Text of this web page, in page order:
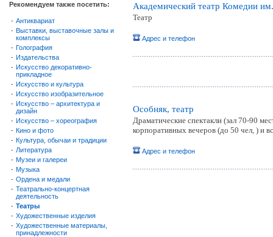
Рекомендуем также посетить:
- Антиквариат
- Выставки, выставочные залы и
комплексы
- Голография
- Издательства
- Искусство декоративно-
прикладное
- Искусство и культура
- Искусство изобразительное
- Искусство – архитектура и
дизайн
- Искусство – хореография
- Кино и фото
- Культура, обычаи и традиции
- Литература
- Музеи и галереи
- Музыка
- Ордена и медали
- Театрально-концертная
деятельность
- Театры
- Художественные изделия
- Художественные материалы,
принадлежности
Академический театр Комедии
Театр
Адрес и телефон
Особняк, театр
Драматические спектакли (зал 70-90
корпоративных вечеров (до 50 чел, ) и
Адрес и телефон